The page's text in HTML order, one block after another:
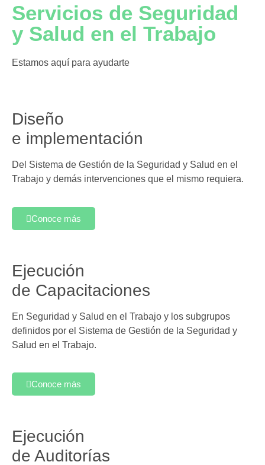
Servicios de Seguridad
y Salud en el Trabajo
Estamos aquí para ayudarte
Diseño
e implementación
Del Sistema de Gestión de la Seguridad y Salud en el
Trabajo y demás intervenciones que el mismo requiera.
Conoce más
Ejecución
de Capacitaciones
En Seguridad y Salud en el Trabajo y los subgrupos
definidos por el Sistema de Gestión de la Seguridad y
Salud en el Trabajo.
Conoce más
Ejecución
de Auditorías